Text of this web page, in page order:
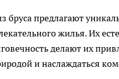
брусапредлагают
жилья. Их
делают их
и наслаждаться